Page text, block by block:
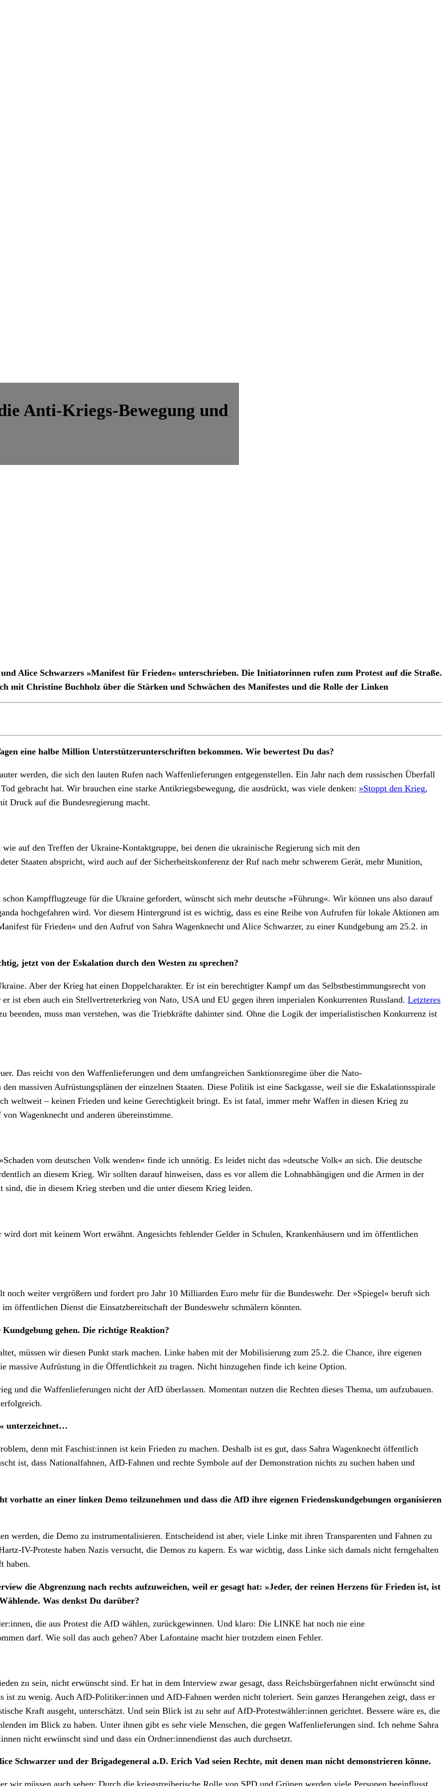
Anti-Kriegs-Bewegung und
Alice Schwarzers »Manifest für Frieden« unterschrieben. Die Initiatorinnen rufen zum Protest auf die Straße.
mit Christine Buchholz über die Stärken und Schwächen des Manifestes und die Rolle der Linken
eine halbe Million Unterstützerunterschriften bekommen. Wie bewertest Du das?
werden, die sich den lauten Rufen nach Waffenlieferungen entgegenstellen. Ein Jahr nach dem russischen Überfall
gebracht hat. Wir brauchen eine starke Antikriegsbewegung, die ausdrückt, was viele denken: »Stoppt den Krieg,
Druck auf die Bundesregierung macht.
auf den Treffen der Ukraine-Kontaktgruppe, bei denen die ukrainische Regierung sich mit den
Staaten abspricht, wird auch auf der Sicherheitskonferenz der Ruf nach mehr schwerem Gerät, mehr Munition,
Kampfflugzeuge für die Ukraine gefordert, wünscht sich mehr deutsche »Führung«. Wir können uns also darauf
hochgefahren wird. Vor diesem Hintergrund ist es wichtig, dass es eine Reihe von Aufrufen für lokale Aktionen am
für Frieden« und den Aufruf von Sahra Wagenknecht und Alice Schwarzer, zu einer Kundgebung am 25.2. in
jetzt von der Eskalation durch den Westen zu sprechen?
Aber der Krieg hat einen Doppelcharakter. Er ist ein berechtigter Kampf um das Selbstbestimmungsrecht von
ist eben auch ein Stellvertreterkrieg von Nato, USA und EU gegen ihren imperialen Konkurrenten Russland. Letzteres
beenden, muss man verstehen, was die Triebkräfte dahinter sind. Ohne die Logik der imperialistischen Konkurrenz ist
Das reicht von den Waffenlieferungen und dem umfangreichen Sanktionsregime über die Nato-
massiven Aufrüstungsplänen der einzelnen Staaten. Diese Politik ist eine Sackgasse, weil sie die Eskalationsspirale
weltweit – keinen Frieden und keine Gerechtigkeit bringt. Es ist fatal, immer mehr Waffen in diesen Krieg zu
Wagenknecht und anderen übereinstimme.
vom deutschen Volk wenden« finde ich unnötig. Es leidet nicht das »deutsche Volk« an sich. Die deutsche
an diesem Krieg. Wir sollten darauf hinweisen, dass es vor allem die Lohnabhängigen und die Armen in der
die in diesem Krieg sterben und die unter diesem Krieg leiden.
dort mit keinem Wort erwähnt. Angesichts fehlender Gelder in Schulen, Krankenhäusern und im öffentlichen
weiter vergrößern und fordert pro Jahr 10 Milliarden Euro mehr für die Bundeswehr. Der »Spiegel« beruft sich
öffentlichen Dienst die Einsatzbereitschaft der Bundeswehr schmälern könnten.
gehen. Die richtige Reaktion?
müssen wir diesen Punkt stark machen. Linke haben mit der Mobilisierung zum 25.2. die Chance, ihre eigenen
massive Aufrüstung in die Öffentlichkeit zu tragen. Nicht hinzugehen finde ich keine Option.
und die Waffenlieferungen nicht der AfD überlassen. Momentan nutzen die Rechten dieses Thema, um aufzubauen.
unterzeichnet…
denn mit Faschist:innen ist kein Frieden zu machen. Deshalb ist es gut, dass Sahra Wagenknecht öffentlich
ist, dass Nationalfahnen, AfD-Fahnen und rechte Symbole auf der Demonstration nichts zu suchen haben und
an einer linken Demo teilzunehmen und dass die AfD ihre eigenen Friedenskundgebungen organisieren
werden, die Demo zu instrumentalisieren. Entscheidend ist aber, viele Linke mit ihren Transparenten und Fahnen zu
IV-Proteste haben Nazis versucht, die Demos zu kapern. Es war wichtig, dass Linke sich damals nicht ferngehalten
haben.
die Abgrenzung nach rechts aufzuweichen, weil er gesagt hat: »Jeder, der reinen Herzens für Frieden ist, ist
Was denkst Du darüber?
die aus Protest die AfD wählen, zurückgewinnen. Und klaro: Die LINKE hat noch nie eine
darf. Wie soll das auch gehen? Aber Lafontaine macht hier trotzdem einen Fehler.
zu sein, nicht erwünscht sind. Er hat in dem Interview zwar gesagt, dass Reichsbürgerfahnen nicht erwünscht sind
ist zu wenig. Auch AfD-Politiker:innen und AfD-Fahnen werden nicht toleriert. Sein ganzes Herangehen zeigt, dass er
Kraft ausgeht, unterschätzt. Und sein Blick ist zu sehr auf AfD-Protestwähler:innen gerichtet. Bessere wäre es, die
im Blick zu haben. Unter ihnen gibt es sehr viele Menschen, die gegen Waffenlieferungen sind. Ich nehme Sahra
nicht erwünscht sind und dass ein Ordner:innendienst das auch durchsetzt.
Schwarzer und der Brigadegeneral a.D. Erich Vad seien Rechte, mit denen man nicht demonstrieren könne.
müssen auch sehen: Durch die kriegstreiberische Rolle von SPD und Grünen werden viele Personen beeinflusst,